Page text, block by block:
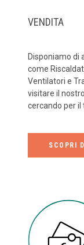
VENDITA
Disponiamo di
come
Ventilatori e
visitare il
cercando per il
SCOPRI